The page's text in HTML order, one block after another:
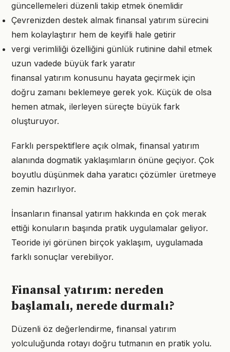
güncellemeleri düzenli takip etmek önemlidir
Çevrenizden destek almak finansal yatırım sürecini
hem kolaylaştırır hem de keyifli hale getirir
vergi verimliliği özelliğini günlük rutinine dahil etmek
uzun vadede büyük fark yaratır
finansal yatırım konusunu hayata geçirmek için
doğru zamanı beklemeye gerek yok. Küçük de olsa
hemen atmak, ilerleyen süreçte büyük fark
oluşturuyor.
Farklı perspektiflere açık olmak, finansal yatırım
alanında dogmatik yaklaşımların önüne geçiyor. Çok
boyutlu düşünmek daha yaratıcı çözümler üretmeye
zemin hazırlıyor.
İnsanların finansal yatırım hakkında en çok merak
ettiği konuların başında pratik uygulamalar geliyor.
Teoride iyi görünen birçok yaklaşım, uygulamada
farklı sonuçlar verebiliyor.
Finansal yatırım: nereden
başlamalı, nerede durmalı?
Düzenli öz değerlendirme, finansal yatırım
yolculuğunda rotayı doğru tutmanın en pratik yolu.